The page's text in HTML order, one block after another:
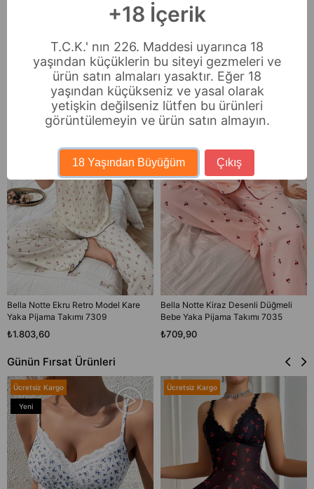
Benzer Ürünler
Bella Notte Ekru Retro Model Kare
Yaka Pijama Takımı 7309
₺1.803,60
Bella Notte Kiraz Desenli Düğmeli
Bebe Yaka Pijama Takımı 7035
₺709,90
Günün Fırsat Ürünleri
Ücretsiz Kargo
Yeni
Ücretsiz Kargo
+18 İçerik
T.C.K.' nın 226. Maddesi uyarınca 18
yaşından küçüklerin bu siteyi gezmeleri ve
ürün satın almaları yasaktır. Eğer 18
yaşından küçükseniz ve yasal olarak
yetişkin değilseniz lütfen bu ürünleri
görüntülemeyin ve ürün satın almayın.
18 Yaşından Büyüğüm Çıkış